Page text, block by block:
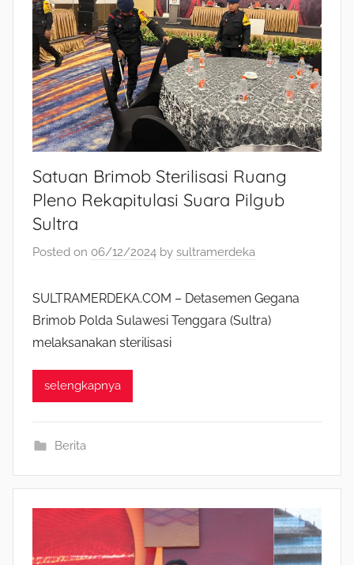
Satuan Brimob Sterilisasi Ruang
Pleno Rekapitulasi Suara Pilgub
Sultra
Posted on 06/12/2024 by sultramerdeka
SULTRAMERDEKA.COM – Detasemen Gegana
Brimob Polda Sulawesi Tenggara (Sultra)
melaksanakan sterilisasi
selengkapnya
Berita